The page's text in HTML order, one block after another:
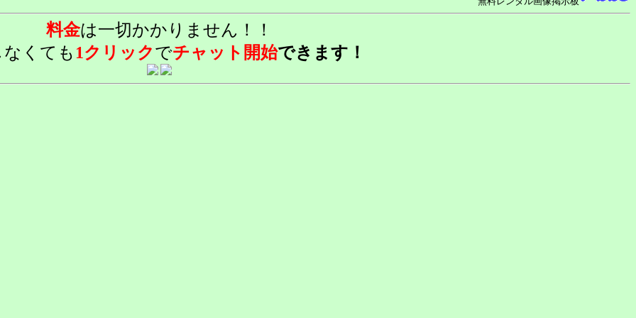
料金は一切かかりません！！
なくても 1クリックでチャット開始できます！